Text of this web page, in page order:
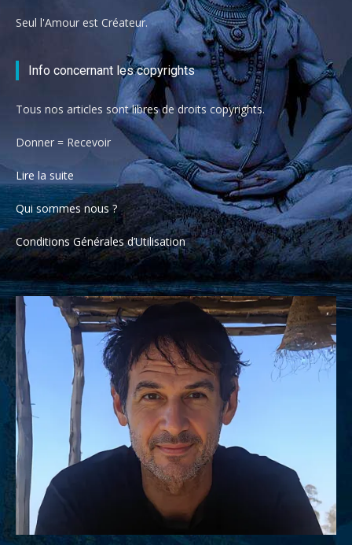
Seul l'Amour est Créateur.
Info concernant les copyrights
Tous nos articles sont libres de droits copyrights.
Donner = Recevoir
Lire la suite
Qui sommes nous ?
Conditions Générales d’Utilisation